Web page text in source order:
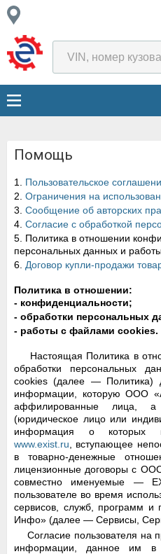
Помощь
1. Пользовательское
2. Ограничения на
3. Сообщение об авторских
4. Согласие с обработкой
5. Политика в отношении
персональных данных и
6. Договор купли-продажи
Политика в отношении:
- конфиденциальности;
- обработки персональных
- работы с файлами cookies.
Настоящая Политика в
обработки персональных
cookies (далее — Политика)
информации, которую ООО
аффилированные лица,
(юридическое лицо или
информация о которых
www.exist.ru , вступающее
в товарно-денежные
лицензионные договоры с
совместно именуемые —
пользователе во время
сервисов, служб, программ
Инфо» (далее — Сервисы,
Согласие пользователя на
информации, данное им в